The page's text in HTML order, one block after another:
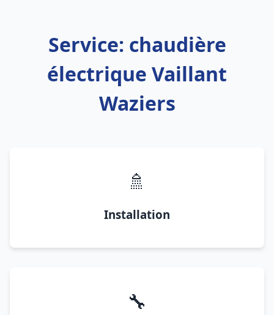
Service: chaudière
électrique Vaillant
Waziers
🚿
Installation
🔧